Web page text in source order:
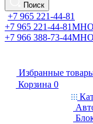
Поиск
+7 965 221-44-81
+7 965 221-44-81
+7 966 388-73-44
Избранные
Корзина 0